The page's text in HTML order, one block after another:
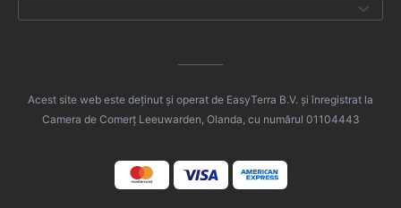
Acest site web este deținut și operat de EasyTerra B.V. și înregistrat la
Camera de Comerț Leeuwarden, Olanda, cu numărul 01104443